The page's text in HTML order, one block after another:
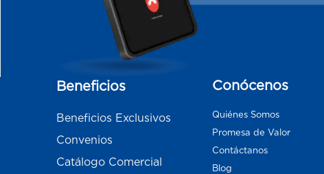
Beneficios
Beneficios Exclusivos
Convenios
Catálogo Comercial
Conócenos
Quiénes Somos
Promesa de Valor
Contáctanos
Blog